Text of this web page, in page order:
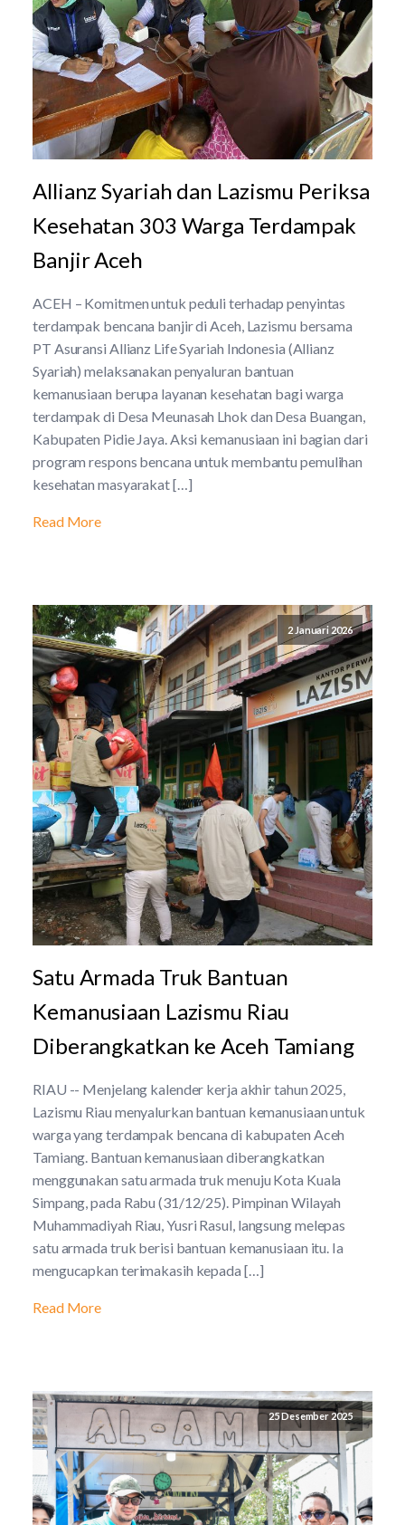
Allianz Syariah dan Lazismu Periksa
Kesehatan 303 Warga Terdampak
Banjir Aceh
ACEH – Komitmen untuk peduli terhadap penyintas
terdampak bencana banjir di Aceh, Lazismu bersama
PT Asuransi Allianz Life Syariah Indonesia (Allianz
Syariah) melaksanakan penyaluran bantuan
kemanusiaan berupa layanan kesehatan bagi warga
terdampak di Desa Meunasah Lhok dan Desa Buangan,
Kabupaten Pidie Jaya. Aksi kemanusiaan ini bagian dari
program respons bencana untuk membantu pemulihan
kesehatan masyarakat […]
Read More
2 Januari 2026
Satu Armada Truk Bantuan
Kemanusiaan Lazismu Riau
Diberangkatkan ke Aceh Tamiang
RIAU -- Menjelang kalender kerja akhir tahun 2025,
Lazismu Riau menyalurkan bantuan kemanusiaan untuk
warga yang terdampak bencana di kabupaten Aceh
Tamiang. Bantuan kemanusiaan diberangkatkan
menggunakan satu armada truk menuju Kota Kuala
Simpang, pada Rabu (31/12/25). Pimpinan Wilayah
Muhammadiyah Riau, Yusri Rasul, langsung melepas
satu armada truk berisi bantuan kemanusiaan itu. Ia
mengucapkan terimakasih kepada […]
Read More
25 Desember 2025